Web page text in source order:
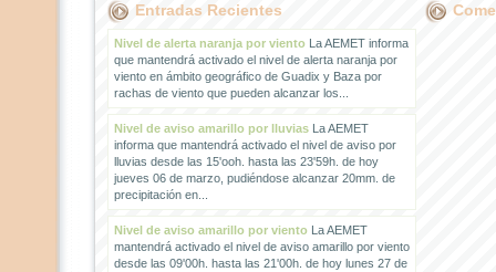
Entradas Recientes
Nivel de alerta naranja por vientoLa AEMET informa
que mantendrá activado el nivel de alerta naranja por
viento en ámbito geográfico de Guadix y Baza por
rachas de viento que pueden alcanzar los...
Nivel de aviso amarillo por lluviasLa AEMET
informa que mantendrá activado el nivel de aviso por
lluvias desde las 15'ooh. hasta las 23'59h. de hoy
jueves 06 de marzo, pudiéndose alcanzar 20mm. de
precipitación en...
Nivel de aviso amarillo por vientoLa AEMET
mantendrá activado el nivel de aviso amarillo por viento
desde las 09'00h. hasta las 21'00h. de hoy lunes 27 de